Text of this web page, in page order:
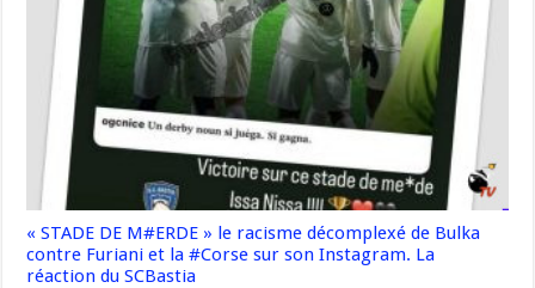
« STADE DE M#ERDE » le racisme décomplexé de Bulka
contre Furiani et la #Corse sur son Instagram. La
réaction du SCBastia